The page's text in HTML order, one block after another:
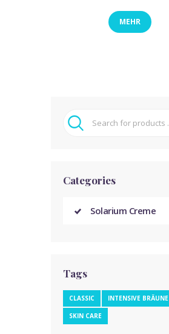
MEHR
Categories
Solarium Creme
Tags
CLASSIC INTENSIVE BRÄUNE
SKIN CARE